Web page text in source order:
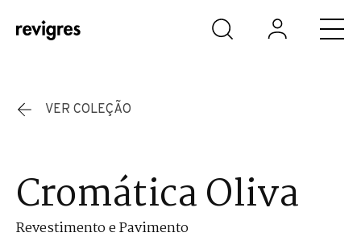
Saltar para o conteúdo principal
VER COLEÇÃO
Cromática Oliva
Revestimento e Pavimento